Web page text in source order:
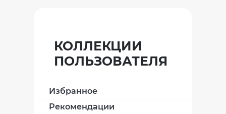
КОЛЛЕКЦИИ
ПОЛЬЗОВАТЕЛЯ
Избранное
Рекомендации